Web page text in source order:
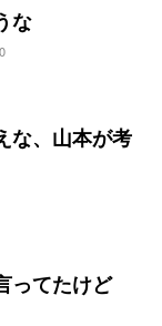
な
な、山本が考
ってたけど